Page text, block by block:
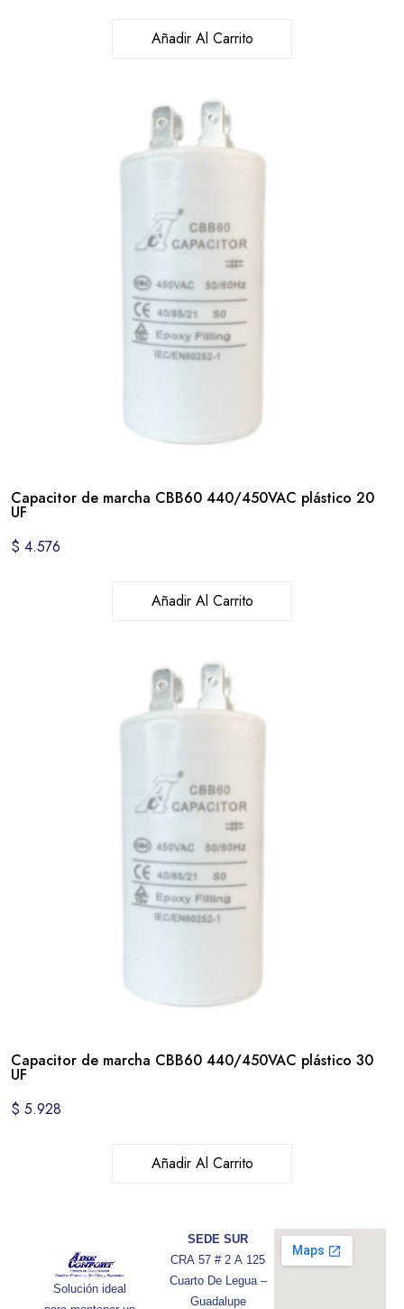
Añadir Al Carrito
Capacitor de marcha CBB60 440/450VAC plástico 20
UF
$ 4.576
Añadir Al Carrito
Capacitor de marcha CBB60 440/450VAC plástico 30
UF
$ 5.928
Añadir Al Carrito
Solución ideal
SEDE SUR
CRA 57 # 2 A 125
Cuarto De Legua –
Guadalupe